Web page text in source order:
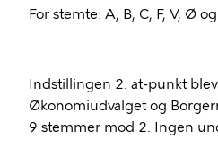
For stemte: A, B, C, F, V, Ø
Indstillingen 2. at-punkt
Økonomiudvalget og
9 stemmer mod 2. Ingen